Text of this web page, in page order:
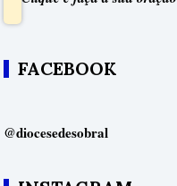
FACEBOOK
@diocesedesobral